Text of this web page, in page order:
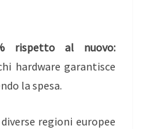
rispetto al nuovo:
hardware garantisce
la spesa.
regioni europee